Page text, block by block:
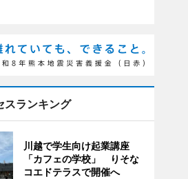
スランキング
川越で学生向け起業講座
「カフェの学校」 りそな
コエドテラスで開催へ